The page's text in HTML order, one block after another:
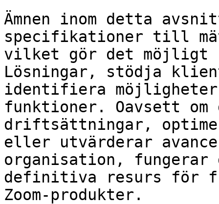
Ämnen inom detta
specifikationer till
vilket gör det möjligt
Lösningar, stödja
identifiera
funktioner. Oavsett
driftsättningar,
eller utvärderar
organisation, fungerar
definitiva resurs för
Zoom-produkter.